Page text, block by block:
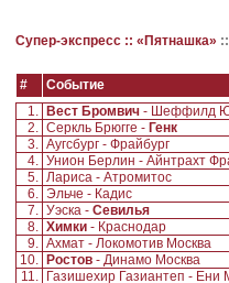
Супер-экспресс :: «Пятнашка» ::
# Событие
1.
Вест Бромвич - Шеффилд
2. Серкль Брюгге - Генк
3. Аугсбург - Фрайбург
4. Унион Берлин - Айнтрахт
5. Лариса - Атромитос
6. Эльче - Кадис
7. Уэска - Севилья
8. Химки - Краснодар
9. Ахмат - Локомотив Москва
10.
Ростов - Динамо Москва
11.
Газишехир Газиантеп - Ени